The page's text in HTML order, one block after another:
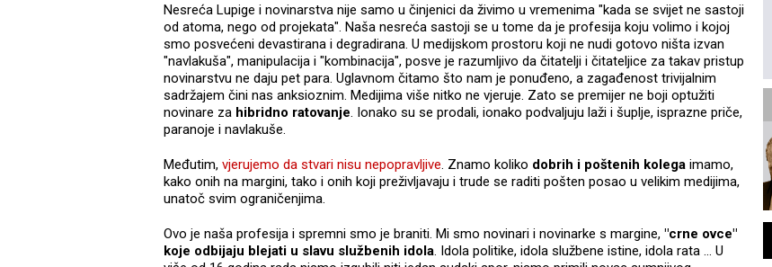
Nesreća Lupige i novinarstva nije samo u činjenici da živimo u vremenima "kada se svijet ne sastoji
od atoma, nego od projekata". Naša nesreća sastoji se u tome da je profesija koju volimo i kojoj
smo posvećeni devastirana i degradirana. U medijskom prostoru koji ne nudi gotovo ništa izvan
"navlakuša", manipulacija i "kombinacija", posve je razumljivo da čitatelji i čitateljice za takav pristup
novinarstvu ne daju pet para. Uglavnom čitamo što nam je ponuđeno, a zagađenost trivijalnim
sadržajem čini nas anksioznim. Medijima više nitko ne vjeruje. Zato se premijer ne boji optužiti
novinare za hibridno ratovanje. Ionako su se prodali, ionako podvaljuju laži i šuplje, isprazne priče,
paranoje i navlakuše.
Međutim, vjerujemo da stvari nisu nepopravljive. Znamo koliko dobrih i poštenih kolega imamo,
kako onih na margini, tako i onih koji preživljavaju i trude se raditi pošten posao u velikim medijima,
unatoč svim ograničenjima.
Ovo je naša profesija i spremni smo je braniti. Mi smo novinari i novinarke s margine, "crne ovce"
koje odbijaju blejati u slavu službenih idola. Idola politike, idola službene istine, idola rata ... U